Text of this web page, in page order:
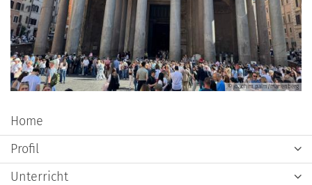
© joachim.palm/marienberg
Home
Profil
Unterricht